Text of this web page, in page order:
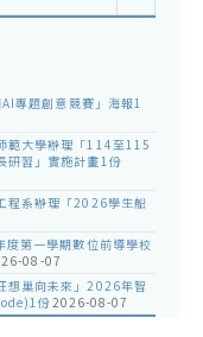
專題創意競賽」海報1
範大學辦理「114至115
研習」實施計畫1份
程系辦理「2026學生船
第一學期數位前導學校
08-07
想巢向未來」2026年智
份2026-08-07